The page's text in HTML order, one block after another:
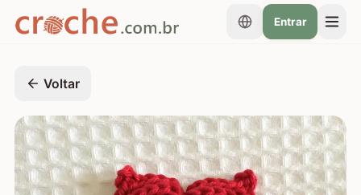
Entrar
Voltar